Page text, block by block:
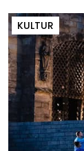
KULTUR